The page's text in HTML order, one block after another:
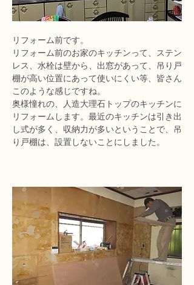
リフォーム前です。
リフォーム前のお家のキッチンって、ステン
レス、水栓は壁から、出窓があって、吊り戸
棚が高い位置にあって使いにくい等、皆さん
このような感じですね。
奥様憧れの、人造大理石トップのキッチンに
リフォームします。最近のキッチンは引き出
し式が多く、収納力が多いということで、吊
り戸棚は、設置しないことにしました。